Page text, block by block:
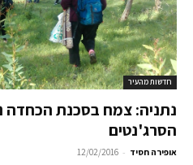
חדשות מהעיר
נתניה: צמח בסכנת הכחדה
הסרג'נטים
אופירה חסיד -
12/02/2016